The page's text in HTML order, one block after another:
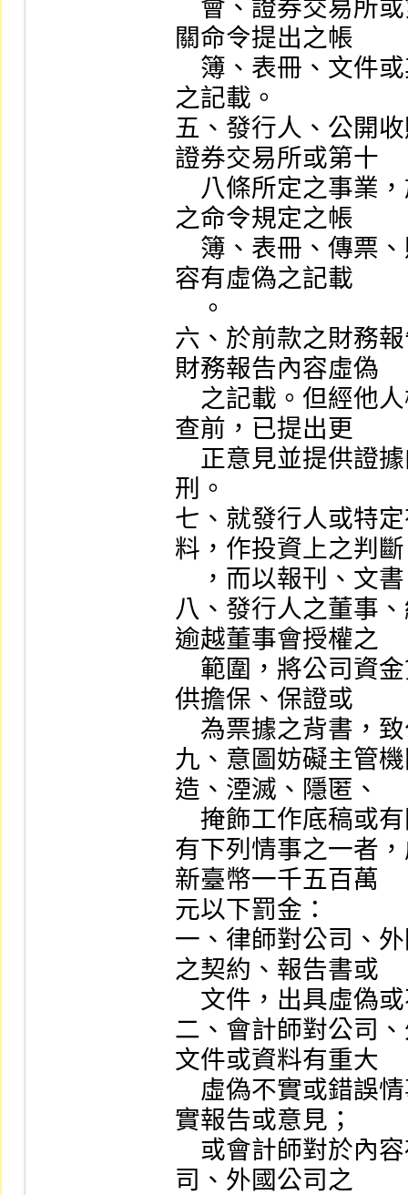
關命令提出之帳
之記載。
五、發行人、公開
證券交易所或第十
之命令規定之帳
容有虛偽之記載
六、於前款之財務
財務報告內容虛偽
查前，已提出更
刑。
七、就發行人或特
料，作投資上之判斷
八、發行人之董事
逾越董事會授權之
供擔保、保證或
九、意圖妨礙主管
造、湮滅、隱匿、
有下列情事之一者
新臺幣一千五百萬
元以下罰金：
一、律師對公司、
之契約、報告書或
二、會計師對公司
文件或資料有重大
實報告或意見；
司、外國公司之